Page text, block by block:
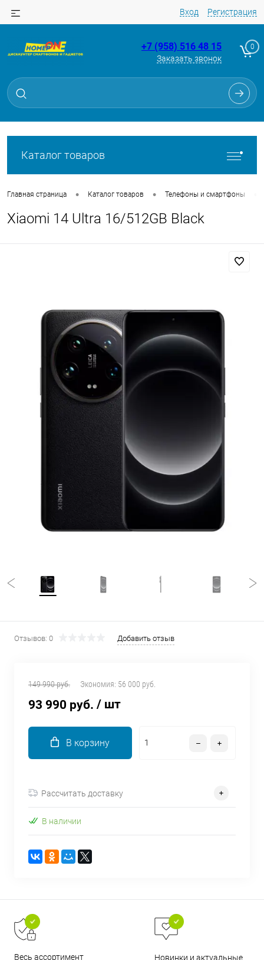
Вход Регистрация
+7 (958) 516 48 15
Заказать звонок
0
Каталог товаров
Главная страница • Каталог товаров • Телефоны и смартфоны
Xiaomi 14 Ultra 16/512GB Black
Отзывов: 0 Добавить отзыв
149 990 руб. Экономия: 56 000 руб.
93 990 руб. / шт
В корзину
Рассчитать доставку
В наличии
Весь ассортимент
Новинки и актуальные
Для клиентов всех банков
Разбейте
без переплат
Сегодня
Оплачивайте сегодня только
25% картой любого банка
Получайте товар
выбранный способом
Оставшиеся 75
% будут
списываться
с вашей карты
каждые 2 недели
Подробнее
plait.ru